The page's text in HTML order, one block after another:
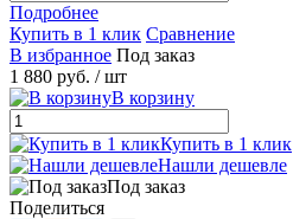
Подробнее
Купить в 1 клик Сравнение
В избранное Под заказ
1 880 руб. / шт
В корзину
Купить в 1 клик
Нашли дешевле
Под заказ
Поделиться